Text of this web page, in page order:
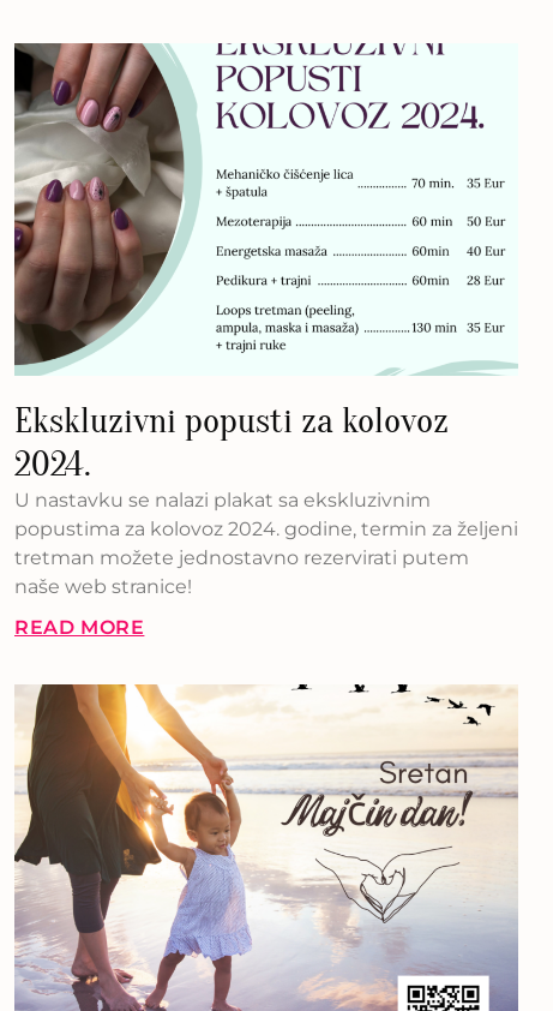
Ekskluzivni popusti za kolovoz
2024.
U nastavku se nalazi plakat sa ekskluzivnim
popustima za kolovoz 2024. godine, termin za željeni
tretman možete jednostavno rezervirati putem
naše web stranice!
READ MORE